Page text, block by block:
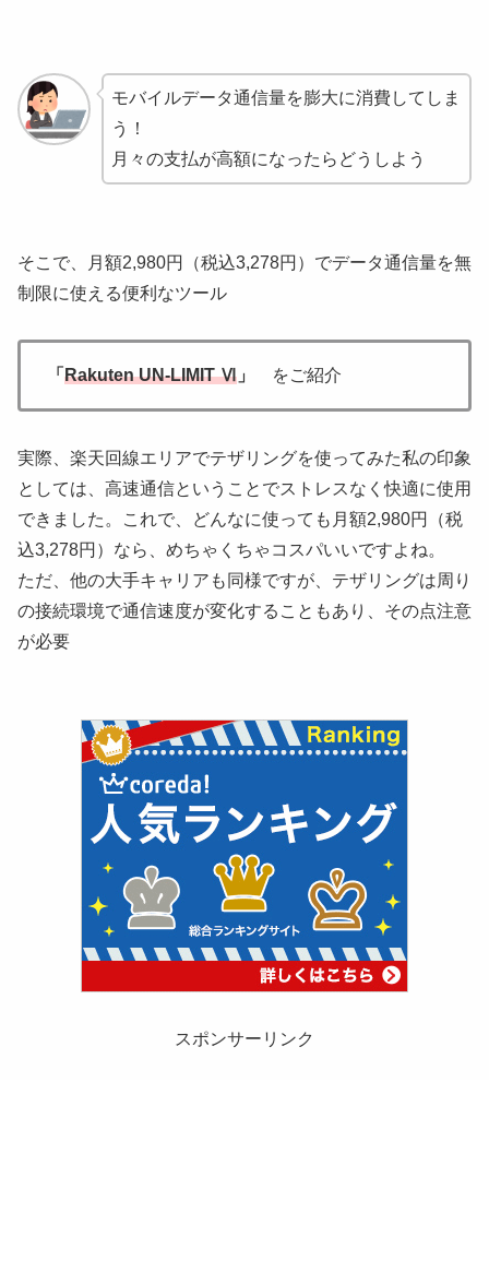
モバイルデータ通信量を膨大に消費してしま
う！
月々の支払が高額になったらどうしよう
そこで、月額2,980円（税込3,278円）でデータ通信量を無
制限に使える便利なツール
「 Rakuten UN-LIMIT Ⅵ 」 をご紹介
実際、楽天回線エリアでテザリングを使ってみた私の印象
としては、高速通信ということでストレスなく快適に使用
できました。これで、どんなに使っても月額2,980円（税
込3,278円）なら、めちゃくちゃコスパいいですよね。
ただ、他の大手キャリアも同様ですが、テザリングは周り
の接続環境で通信速度が変化することもあり、その点注意
が必要
スポンサーリンク